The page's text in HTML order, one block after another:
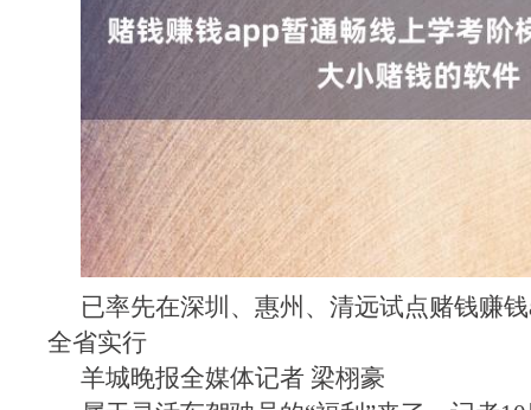
已率先在深圳、惠州、清远试点赌钱赚
全省实行
羊城晚报全媒体记者 梁栩豪